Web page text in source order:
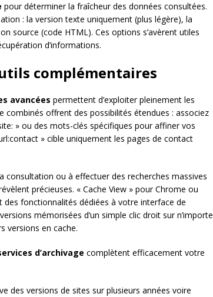
pour déterminer la fraîcheur des données consultées.
: la version texte uniquement (plus légère), la
source (code HTML). Ces options s’avèrent utiles
d’informations.
complémentaires
avancées permettent d’exploiter pleinement les
combinés offrent des possibilités étendues : associez
» ou des mots-clés spécifiques pour affiner vos
» cible uniquement les pages de contact
consultation ou à effectuer des recherches massives
précieuses. « Cache View » pour Chrome ou
fonctionnalités dédiées à votre interface de
mémorisées d’un simple clic droit sur n’importe
versions en cache.
d’archivage complètent efficacement votre
des versions de sites sur plusieurs années voire